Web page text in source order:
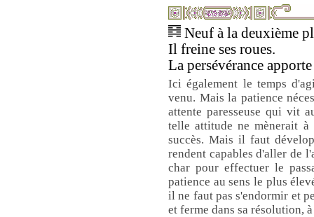
Neuf à la deuxième
Il freine ses roues.
La persévérance
Ici également le temps
venu. Mais la patience
attente paresseuse qui vit
telle attitude ne mènerait
succès. Mais il faut
rendent capables d'aller de
char pour effectuer le
patience au sens le plus
il ne faut pas s'endormir et
et ferme dans sa résolution,